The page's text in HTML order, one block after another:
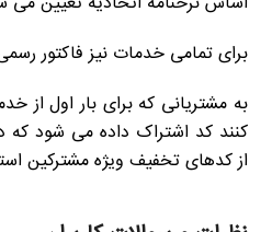
برای تمامی خدمات نیز فاکتور
به مشتریانی که برای بار اول از
کنند کد اشتراک داده می شود که
از کدهای تخفیف ویژه مشترکین